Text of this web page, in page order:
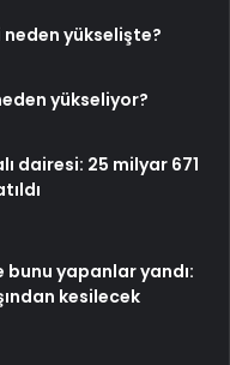
yükselişte?
yükseliyor?
dairesi: 25 milyar 671
yapanlar yandı:
kesilecek